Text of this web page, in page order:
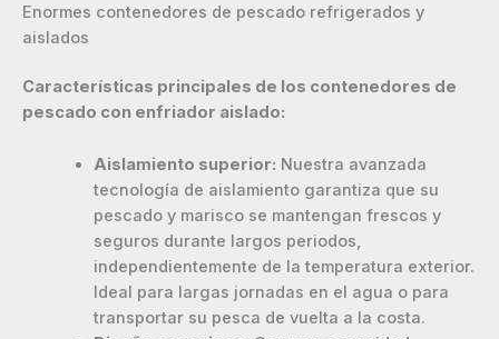
Enormes contenedores de pescado refrigerados y
aislados
Características principales de los contenedores de
pescado con enfriador aislado:
Aislamiento superior: Nuestra avanzada
tecnología de aislamiento garantiza que su
pescado y marisco se mantengan frescos y
seguros durante largos periodos,
independientemente de la temperatura exterior.
Ideal para largas jornadas en el agua o para
transportar su pesca de vuelta a la costa.